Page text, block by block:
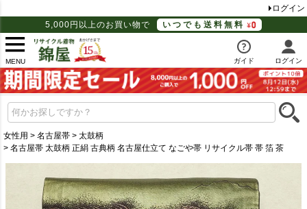
ログイン
5,000円以上のお買い物で
いつでも送料無料
MENU ガイド ログイン
女性用 名古屋帯
太鼓柄
名古屋帯 太鼓柄 正絹 古典柄 名古屋仕立て なごや帯 リサイクル帯 帯 箔 茶